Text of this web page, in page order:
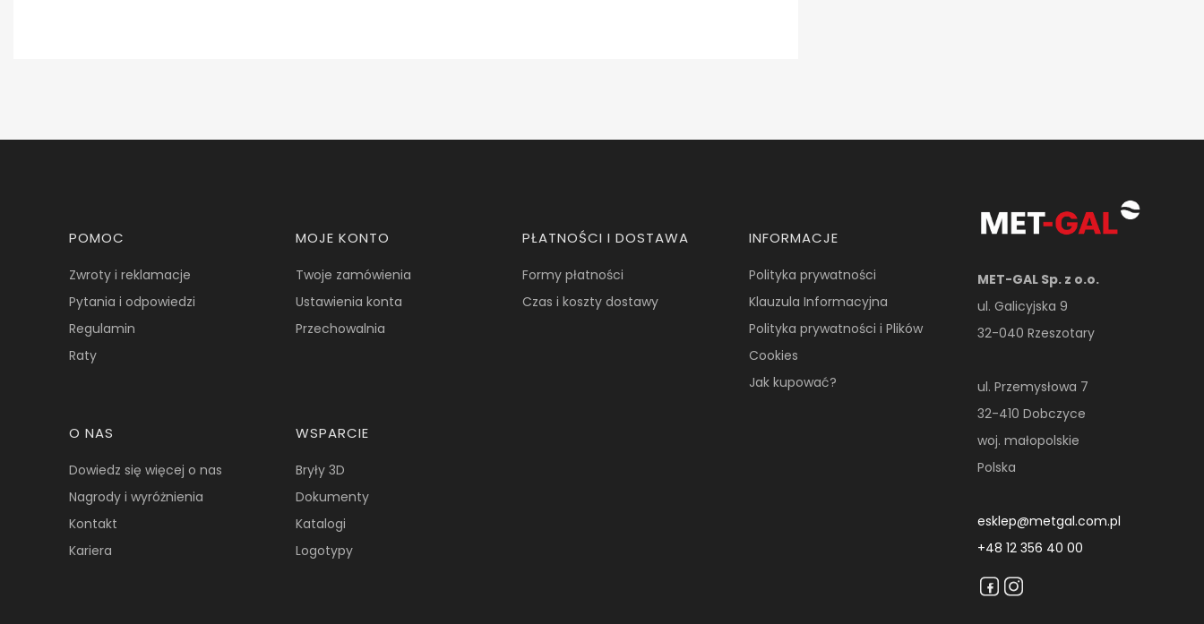
Linki w stopce
POMOC
Zwroty i reklamacje
Pytania i odpowiedzi
Regulamin
Raty
MOJE KONTO
Twoje zamówienia
Ustawienia konta
Przechowalnia
PŁATNOŚCI I DOSTAWA
Formy płatności
Czas i koszty dostawy
INFORMACJE
Polityka prywatności
Klauzula Informacyjna
Polityka prywatności i Plików
Cookies
Jak kupować?
O NAS
Dowiedz się więcej o nas
Nagrody i wyróżnienia
Kontakt
Kariera
WSPARCIE
Bryły 3D
Dokumenty
Katalogi
Logotypy
MET-GAL Sp. z o.o.
ul. Galicyjska 9
32-040 Rzeszotary
ul. Przemysłowa 7
32-410 Dobczyce
woj. małopolskie
Polska
esklep@metgal.com.pl
+48 12 356 40 00